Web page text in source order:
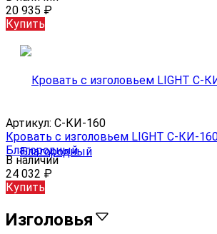
20 935 ₽
Купить
Артикул: С-КИ-160
Кровать с изголовьем LIGHT С-КИ-
Благородный
В наличии
24 032 ₽
Купить
Изголовья